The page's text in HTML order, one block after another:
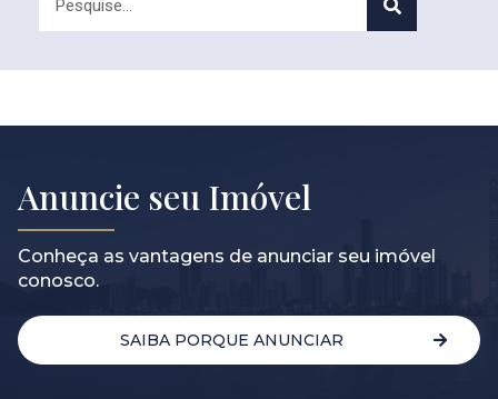
Anuncie seu Imóvel
Conheça as vantagens de anunciar seu imóvel
conosco.
SAIBA PORQUE ANUNCIAR